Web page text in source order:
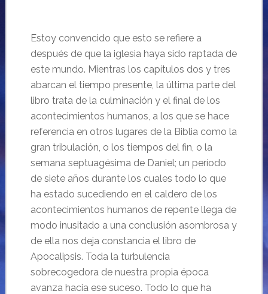
Estoy convencido que esto se refiere a
después de que la iglesia haya sido raptada de
este mundo. Mientras los capítulos dos y tres
abarcan el tiempo presente, la última parte del
libro trata de la culminación y el final de los
acontecimientos humanos, a los que se hace
referencia en otros lugares de la Biblia como la
gran tribulación, o los tiempos del fin, o la
semana septuagésima de Daniel; un período
de siete años durante los cuales todo lo que
ha estado sucediendo en el caldero de los
acontecimientos humanos de repente llega de
modo inusitado a una conclusión asombrosa y
de ella nos deja constancia el libro de
Apocalipsis. Toda la turbulencia
sobrecogedora de nuestra propia época
avanza hacia ese suceso. Todo lo que ha